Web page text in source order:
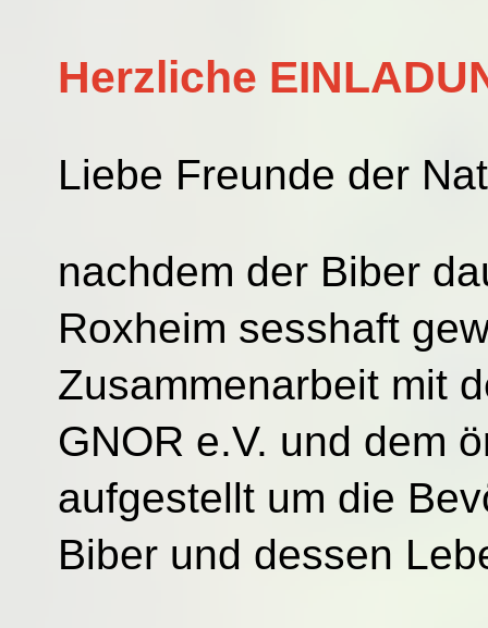
Herzliche
Liebe Freunde der
nachdem der Biber
Roxheim sesshaft
Zusammenarbeit mit
GNOR e.V. und dem
aufgestellt um die
Biber und dessen